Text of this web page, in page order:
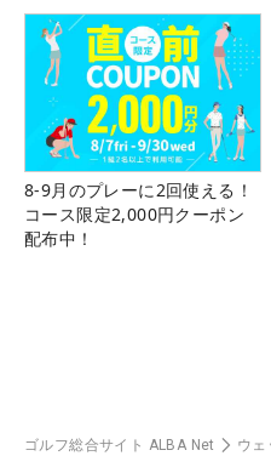
8-9月のプレーに2回使える！
コース限定2,000円クーポン
配布中！
ゴルフ総合サイト ALBA Net ウェ